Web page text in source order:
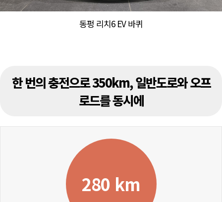
동펑 리치6 EV 바퀴
한 번의 충전으로 350km, 일반도로와 오프
로드를 동시에
280 km